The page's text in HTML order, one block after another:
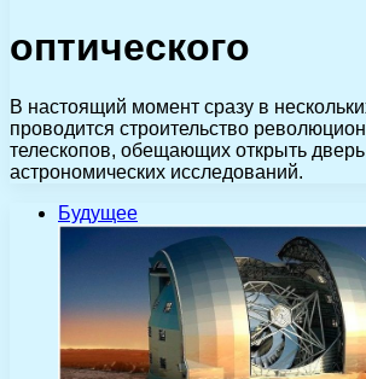
оптического
В настоящий момент сразу в
проводится строительство
телескопов, обещающих открыть
астрономических исследований.
Будущее